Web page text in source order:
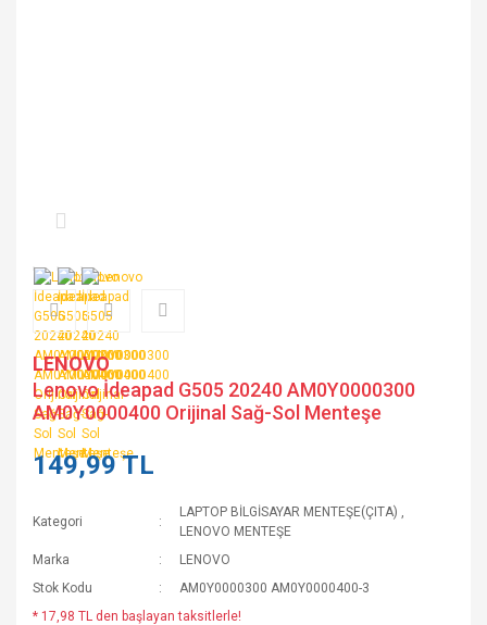
LENOVO
Lenovo İdeapad G505 20240 AM0Y0000300
AM0Y0000400 Orijinal Sağ-Sol Menteşe
149,99 TL
Kategori
LAPTOP BİLGİSAYAR MENTEŞE(ÇITA) ,
LENOVO MENTEŞE
Marka
LENOVO
Stok Kodu
AM0Y0000300 AM0Y0000400-3
* 17,98 TL den başlayan taksitlerle!